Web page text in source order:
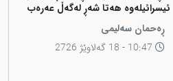
ئیسرائیلەوە هەتا شەڕ لەگەڵ عەرەب
ڕەحمان سەلیمی